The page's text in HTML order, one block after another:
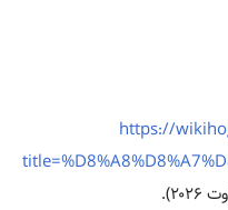
https://